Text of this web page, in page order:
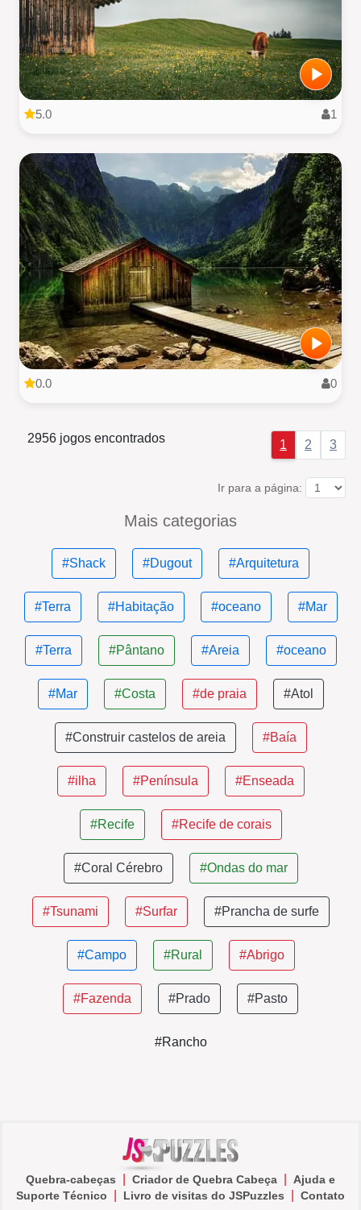
5.0 1
0.0 0
2956 jogos encontrados 1 2 3
Ir para a página:
Mais categorias
#Shack #Dugout #Arquitetura
#Terra #Habitação #oceano #Mar
#Terra #Pântano #Areia #oceano
#Mar #Costa #de praia #Atol
#Construir castelos de areia #Baía
#ilha #Península #Enseada
#Recife #Recife de corais
#Coral Cérebro #Ondas do mar
#Tsunami #Surfar #Prancha de surfe
#Campo #Rural #Abrigo
#Fazenda #Prado #Pasto
#Rancho
Quebra-cabeças Criador de Quebra Cabeça
Ajuda e
Suporte Técnico
Livro de visitas do JSPuzzles Contato